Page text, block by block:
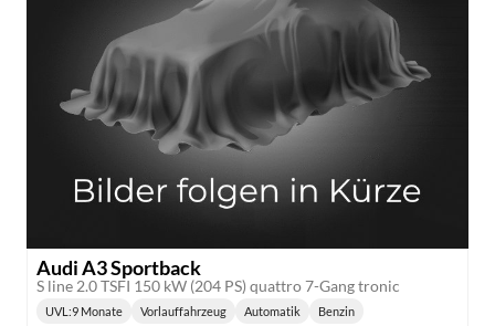
Audi A3 Sportback
S line 2.0 TSFI 150 kW (204 PS) quattro 7-Gang tronic
UVL :9 Monate Vorlauffahrzeug Automatik Benzin